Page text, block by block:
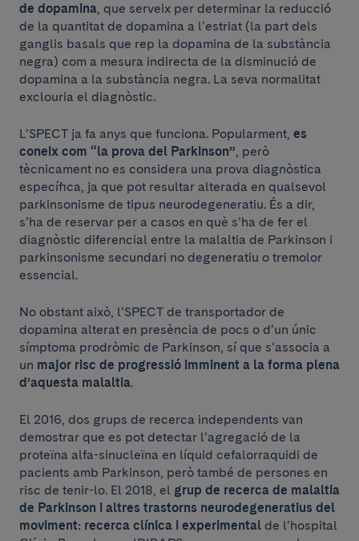
de dopamina, que serveix per determinar la reducció
de la quantitat de dopamina a l’estriat (la part dels
ganglis basals que rep la dopamina de la substància
negra) com a mesura indirecta de la disminució de
dopamina a la substància negra. La seva normalitat
exclouria el diagnòstic.
L’SPECT ja fa anys que funciona. Popularment, es
coneix com “la prova del Parkinson”, però
tècnicament no es considera una prova diagnòstica
específica, ja que pot resultar alterada en qualsevol
parkinsonisme de tipus neurodegeneratiu. És a dir,
s’ha de reservar per a casos en què s’ha de fer el
diagnòstic diferencial entre la malaltia de Parkinson i
parkinsonisme secundari no degeneratiu o tremolor
essencial.
No obstant això, l’SPECT de transportador de
dopamina alterat en presència de pocs o d’un únic
símptoma prodròmic de Parkinson, sí que s’associa a
un major risc de progressió imminent a la forma plena
d’aquesta malaltia.
El 2016, dos grups de recerca independents van
demostrar que es pot detectar l’agregació de la
proteïna alfa-sinucleïna en líquid cefalorraquidi de
pacients amb Parkinson, però també de persones en
risc de tenir-lo. El 2018, el grup de recerca de malaltia
de Parkinson i altres trastorns neurodegeneratius del
moviment: recerca clínica i experimental de l’hospital